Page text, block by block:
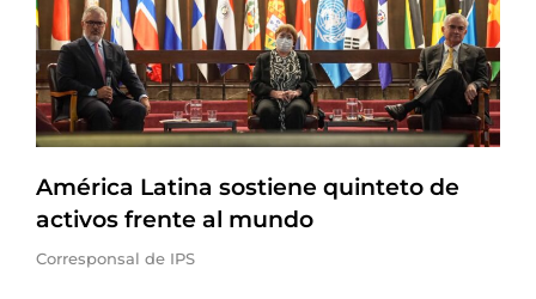
América Latina sostiene quinteto de
activos frente al mundo
Corresponsal de IPS